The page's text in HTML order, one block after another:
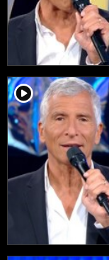
player2